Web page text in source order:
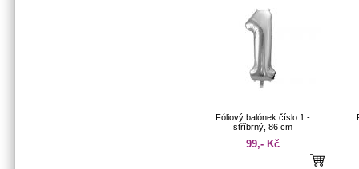
Fóliový balónek číslo 1 -
stříbrný, 86 cm
99,- Kč